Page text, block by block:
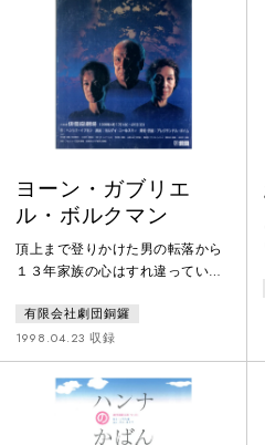
ヨーン・ガブリエ
ル・ボルクマン
頂上まで登りかけた男の転落から
１３年家族の心はすれ違っていた
る・・・
有限会社劇団銅鑼
1998.04.23 収録